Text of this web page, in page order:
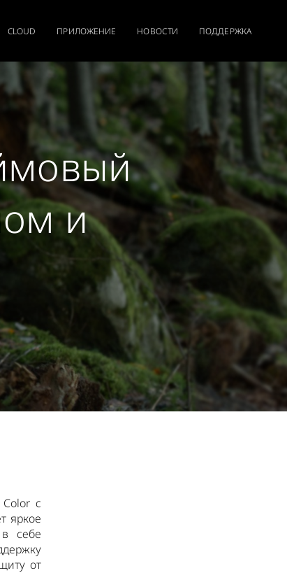
CLOUD ПРИЛОЖЕНИЕ НОВОСТИ ПОДДЕРЖКА
и
с
яркое
себе
от